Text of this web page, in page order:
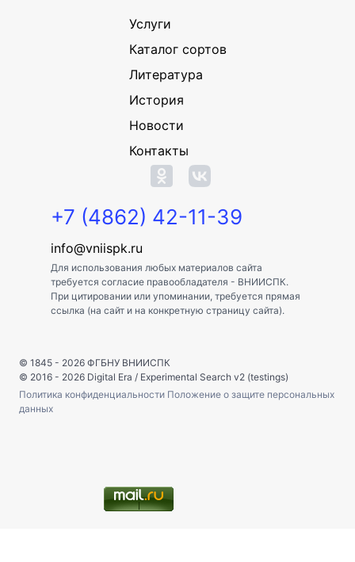
Услуги
Каталог сортов
Литература
История
Новости
Контакты
+7 (4862) 42-11-39
info@vniispk.ru
Для использования любых материалов сайта
требуется согласие правообладателя - ВНИИСПК.
При цитировании или упоминании, требуется прямая
ссылка (на сайт и на конкретную страницу сайта).
© 1845 - 2026 ФГБНУ ВНИИСПК
© 2016 - 2026 Digital Era / Experimental Search v2 (testings)
Политика конфиденциальности Положение о защите персональных
данных